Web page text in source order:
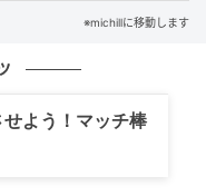
※michillに移動します
よう！マッチ棒